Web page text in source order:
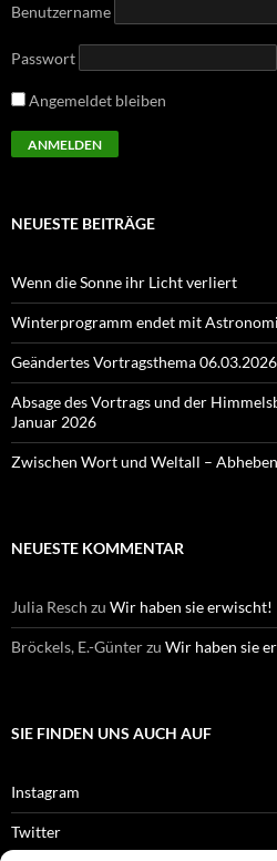
Benutzername
Passwort
Angemeldet bleiben
NEUESTE BEITRÄGE
Wenn die Sonne ihr Licht verliert
Winterprogramm endet mit
Geändertes Vortragsthema 06.03.2026
Absage des Vortrags und der
Januar 2026
Zwischen Wort und Weltall –
NEUESTE KOMMENTAR
Julia Resch zu Wir haben sie erwischt!
Bröckels, E.-Günterzu Wir haben sie
SIE FINDEN UNS AUCH AUF
Instagram
Twitter